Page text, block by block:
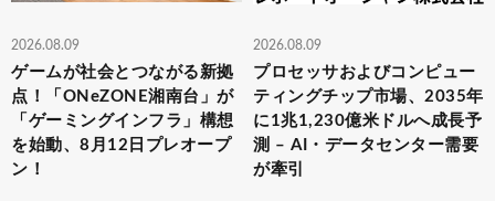
2026.08.09
ゲームが社会とつながる新拠
点！「ONeZONE湘南台」が
「ゲーミングインフラ」構想
を始動、8月12日プレオープ
ン！
2026.08.09
プロセッサおよびコンピュー
ティングチップ市場、2035年
に1兆1,230億米ドルへ成長予
測 – AI・データセンター需要
が牽引